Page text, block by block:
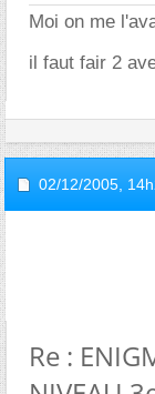
Moi on me
il faut fair 2
02/12/2005,
Re :